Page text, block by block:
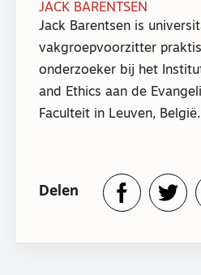
JACK BARENTSEN
Jack Barentsen is
vakgroepvoorzitter
onderzoeker bij het
and Ethics aan de
Faculteit in Leuven, België.
Delen